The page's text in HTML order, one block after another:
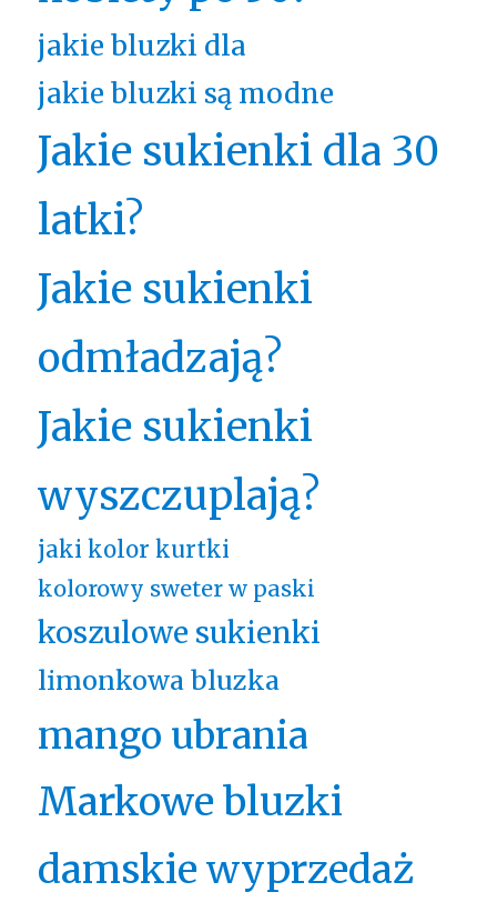
jakie bluzki dla
jakie bluzki są modne
Jakie sukienki dla 30
latki?
Jakie sukienki
odmładzają?
Jakie sukienki
wyszczuplają?
jaki kolor kurtki
kolorowy sweter w paski
koszulowe sukienki
limonkowa bluzka
mango ubrania
Markowe bluzki
damskie wyprzedaż